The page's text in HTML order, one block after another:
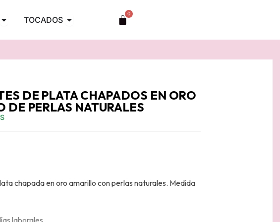
Abrir ANILLOS
TOCADOS Abrir TOCADOS 0
Carrito
DE PLATA CHAPADOS EN ORO
DE PERLAS NATURALES
chapada en oro amarillo con perlas naturales. Medida
laborales